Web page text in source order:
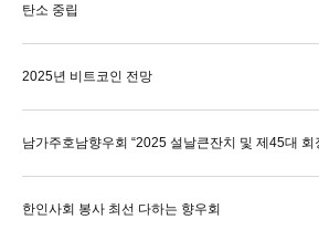
탄소 중립
2025년 비트코인 전망
남가주호남향우회 “2025 설날큰잔치 및 제45대 회
한인사회 봉사 최선 다하는 향우회